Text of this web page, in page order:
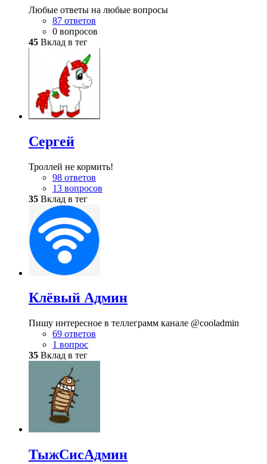
Любые ответы на любые вопросы
87 ответов
0 вопросов
45 Вклад в тег
Сергей
Троллей не кормить!
98 ответов
13 вопросов
35 Вклад в тег
Клёвый Админ
Пишу интересное в теллеграмм канале @cooladmin
69 ответов
1 вопрос
35 Вклад в тег
ТыжСисАдмин